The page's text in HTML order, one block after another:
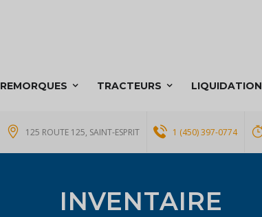
REMORQUES TRACTEURS LIQUIDATION
125 ROUTE 125, SAINT-ESPRIT 1 (450) 397-0774
INVENTAIRE